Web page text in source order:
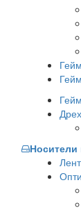
Носители